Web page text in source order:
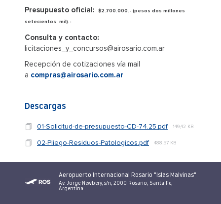
Presupuesto oficial:
$2.700.000.- (pesos dos millones
setecientos mil).-
Consulta y contacto:
licitaciones_y_concursos@airosario.com.ar
Recepción de cotizaciones vía mail
a compras@airosario.com.ar
Descargas
01-Solicitud-de-presupuesto-CD-74.25.pdf 149,42 KB
02-Pliego-Residuos-Patologicos.pdf 488,57 KB
Aeropuerto Internacional Rosario "Islas Malvinas"
Av. Jorge Newbery, s/n, 2000 Rosario, Santa Fe,
Argentina